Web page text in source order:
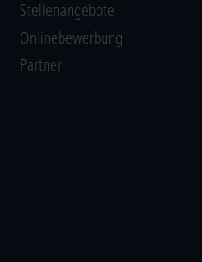
Stellenangebote
Onlinebewerbung
Partner